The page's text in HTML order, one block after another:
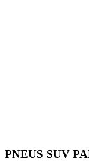
PNEUS SUV